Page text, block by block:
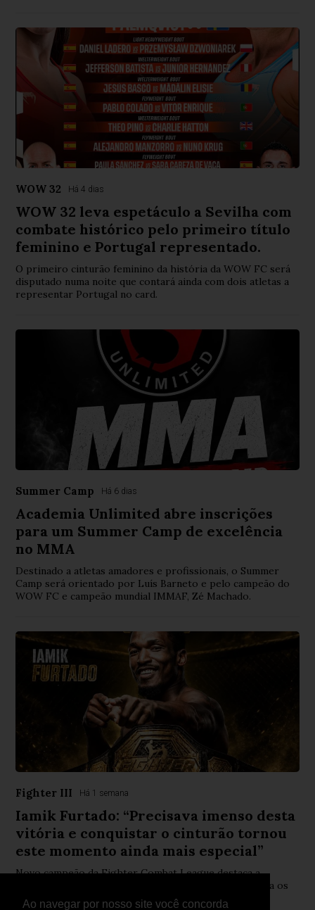
Ao navegar por nosso site você concorda
WOW 32 Há 4 dias
WOW 32 leva espetáculo a Sevilha com
combate histórico pelo primeiro título
feminino e Portugal representado.
O primeiro cinturão feminino da história da WOW FC será
disputado numa noite que contará ainda com dois atletas a
representar Portugal no card.
Summer Camp Há 6 dias
Academia Unlimited abre inscrições
para um Summer Camp de excelência
no MMA
Destinado a atletas amadores e profissionais, o Summer
Camp será orientado por Luís Barneto e pelo campeão do
WOW FC e campeão mundial IMMAF, Zé Machado.
Fighter III Há 1 semana
Iamik Furtado: “Precisava imenso desta
vitória e conquistar o cinturão tornou
este momento ainda mais especial”
Novo campeão da Fighter Combat League destaca a
importância da conquista frente a Paulo Durão e revela os
objetivos para o restante da temporada de MMA